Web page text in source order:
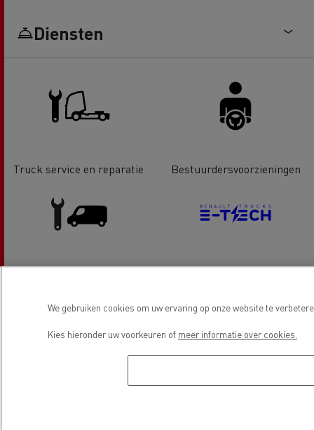
Diensten
Truck service en reparatie Bestuurdersvoorzieningen
Locatie
We gebruiken cookies om uw ervaring op onze website te
Kies hieronder uw voorkeuren of meer informatie over cookies.